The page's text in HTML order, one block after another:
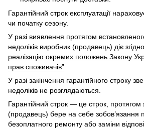
Гарантійний строк експлуатації
чи початку сезону.
У разі виявлення протягом
недоліків виробник (продавець) діє
реалізацію окремих положень Закону
прав споживачів”
У разі закінчення гарантійного строку
недоліків не розглядаються.
Гарантійний строк — це строк, протягом
(продавець) бере на себе зобов’язання
безоплатного ремонту або заміни